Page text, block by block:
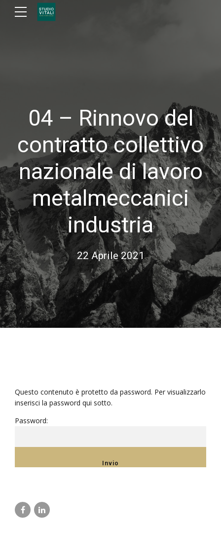
04 – Rinnovo del
contratto collettivo
nazionale di lavoro
metalmeccanici
industria
22 Aprile 2021
Questo contenuto è protetto da password. Per visualizzarlo
inserisci la password qui sotto.
Password: